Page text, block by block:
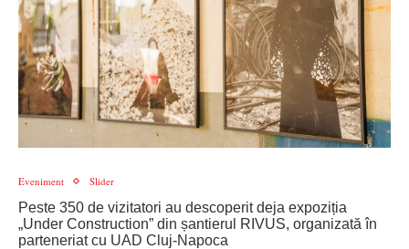
Eveniment Slider
Peste 350 de vizitatori au descoperit deja expoziția
„Under Construction” din șantierul RIVUS, organizată în
parteneriat cu UAD Cluj-Napoca